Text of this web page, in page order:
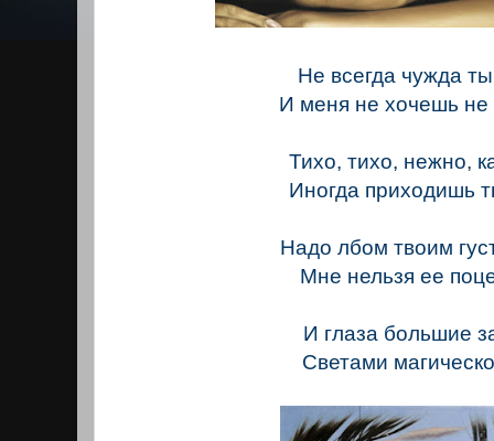
Не всегда чужда
И меня не хочешь не
Тихо, тихо, нежно,
Иногда приходишь
Надо лбом твоим
Мне нельзя ее
И глаза большие
Светами